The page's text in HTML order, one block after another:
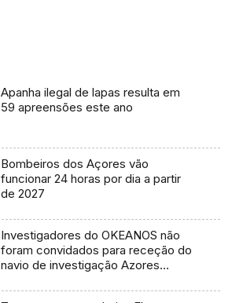
Apanha ilegal de lapas resulta em
59 apreensões este ano
Bombeiros dos Açores vão
funcionar 24 horas por dia a partir
de 2027
Investigadores do OKEANOS não
foram convidados para receção do
navio de investigação Azores